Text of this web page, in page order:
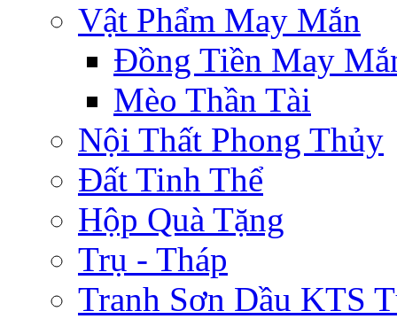
Vật Phẩm May Mắn
Đồng Tiền May
Mèo Thần Tài
Nội Thất Phong Thủy
Đất Tinh Thể
Hộp Quà Tặng
Trụ - Tháp
Tranh Sơn Dầu KTS